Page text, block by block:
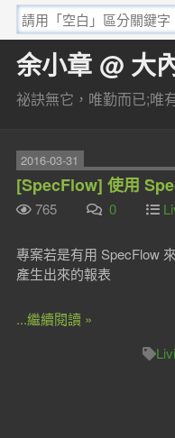
余小章 @ 大
祕訣無它，唯勤而已;唯
2016-03-31
[SpecFlow] 使用
765 0
專案若是有用 SpecFlow
產生出來的報表
...繼續閱讀 »